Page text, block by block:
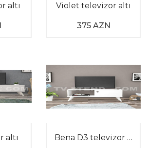
itirmədən evinizin ən diqqətçəkən
yeni ideyaları kəşf etmək
stend saytındakı kataloqumuza
altı Violet televizor altı
375 AZN
altı Bena D3 televizor altı